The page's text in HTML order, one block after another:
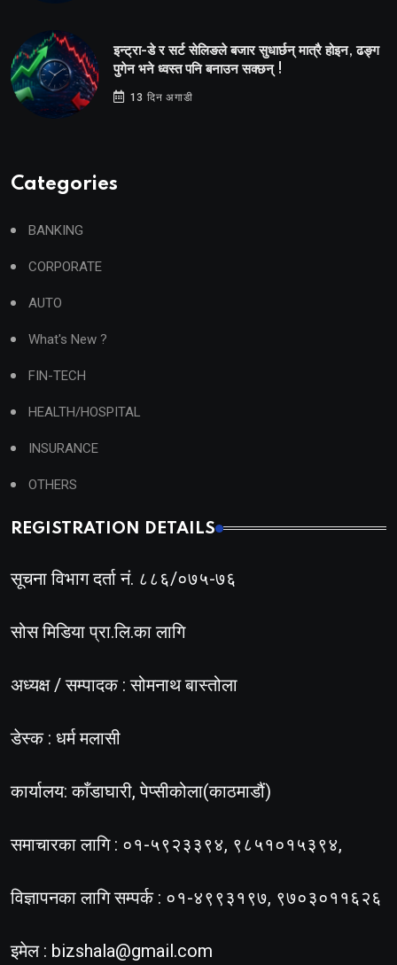
इन्ट्रा-डे र सर्ट सेलिङले बजार सुधार्छन् मात्रै होइन, ढङ्ग
पुगेन भने ध्वस्त पनि बनाउन सक्छन् !
13 दिन अगाडी
Categories
BANKING
CORPORATE
AUTO
What's New ?
FIN-TECH
HEALTH/HOSPITAL
INSURANCE
OTHERS
REGISTRATION DETAILS
सूचना विभाग दर्ता नं. ८८६/०७५-७६
सोस मिडिया प्रा.लि.का लागि
अध्यक्ष / सम्पादक : सोमनाथ बास्तोला
डेस्क : धर्म मलासी
कार्यालय: काँडाघारी, पेप्सीकोला(काठमाडौं)
समाचारका लागि : ०१-५९२३३९४, ९८५१०१५३९४,
विज्ञापनका लागि सम्पर्क : ०१-४९९३१९७, ९७०३०११६२६
इमेल : bizshala@gmail.com